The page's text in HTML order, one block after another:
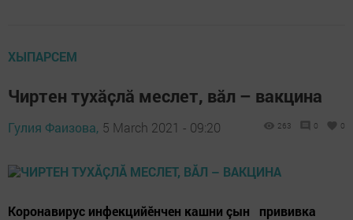
ХЫПАРСЕМ
Чиртен тухӑҫлӑ меслет, вӑл – вакцина
Гулия Фаизова, 5 March 2021 - 09:20 263 0 0
Коронавирус инфекцийӗнчен кашни çын прививка